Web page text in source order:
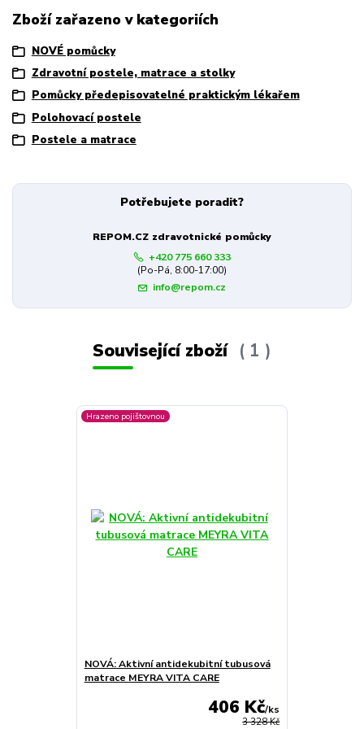
Zboží zařazeno v kategoriích
NOVÉ pomůcky
Zdravotní postele, matrace a stolky
Pomůcky předepisovatelné praktickým lékařem
Polohovací postele
Postele a matrace
Potřebujete poradit?
REPOM.CZ zdravotnické pomůcky
+420 775 660 333
(Po-Pá, 8:00-17:00)
info@repom.cz
Související zboží 1
Hrazeno pojištovnou
NOVÁ: Aktivní antidekubitní tubusová
matrace MEYRA VITA CARE
3 328 Kč
406 Kč/ks